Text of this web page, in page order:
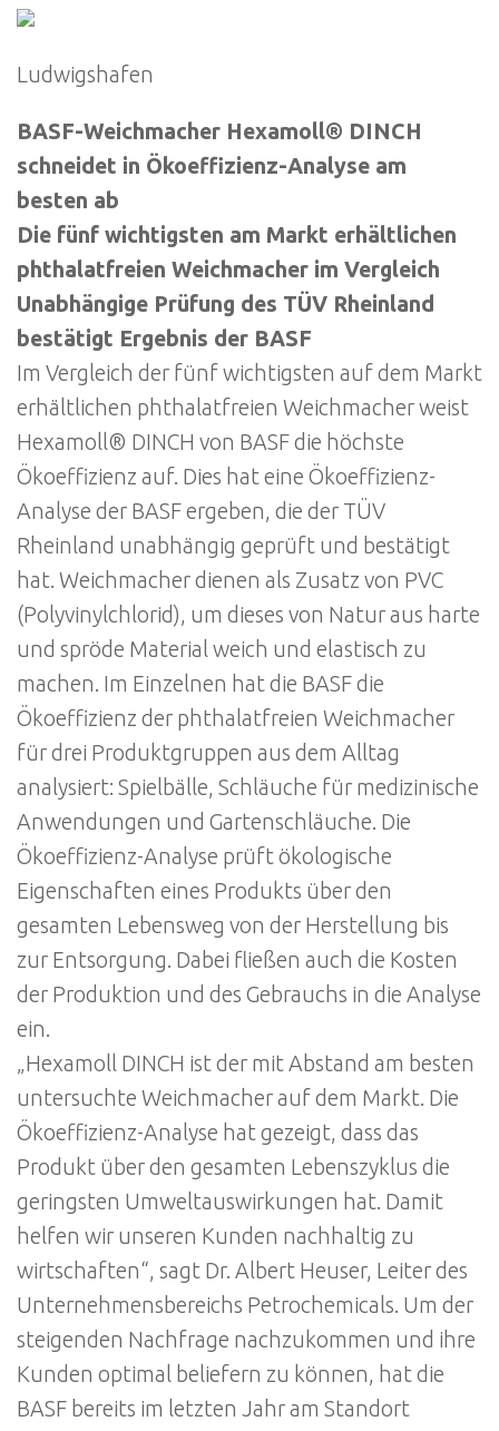
Ludwigshafen
BASF-Weichmacher Hexamoll® DINCH
schneidet in Ökoeffizienz-Analyse am
besten ab
Die fünf wichtigsten am Markt erhältlichen
phthalatfreien Weichmacher im Vergleich
Unabhängige Prüfung des TÜV Rheinland
bestätigt Ergebnis der BASF
Im Vergleich der fünf wichtigsten auf dem Markt
erhältlichen phthalatfreien Weichmacher weist
Hexamoll® DINCH von BASF die höchste
Ökoeffizienz auf. Dies hat eine Ökoeffizienz-
Analyse der BASF ergeben, die der TÜV
Rheinland unabhängig geprüft und bestätigt
hat. Weichmacher dienen als Zusatz von PVC
(Polyvinylchlorid), um dieses von Natur aus harte
und spröde Material weich und elastisch zu
machen. Im Einzelnen hat die BASF die
Ökoeffizienz der phthalatfreien Weichmacher
für drei Produktgruppen aus dem Alltag
analysiert: Spielbälle, Schläuche für medizinische
Anwendungen und Gartenschläuche. Die
Ökoeffizienz-Analyse prüft ökologische
Eigenschaften eines Produkts über den
gesamten Lebensweg von der Herstellung bis
zur Entsorgung. Dabei fließen auch die Kosten
der Produktion und des Gebrauchs in die Analyse
ein.
„Hexamoll DINCH ist der mit Abstand am besten
untersuchte Weichmacher auf dem Markt. Die
Ökoeffizienz-Analyse hat gezeigt, dass das
Produkt über den gesamten Lebenszyklus die
geringsten Umweltauswirkungen hat. Damit
helfen wir unseren Kunden nachhaltig zu
wirtschaften“, sagt Dr. Albert Heuser, Leiter des
Unternehmensbereichs Petrochemicals. Um der
steigenden Nachfrage nachzukommen und ihre
Kunden optimal beliefern zu können, hat die
BASF bereits im letzten Jahr am Standort